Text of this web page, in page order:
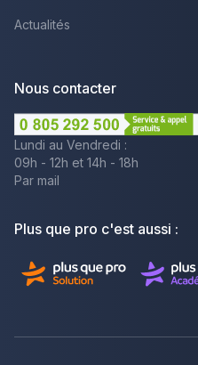
Actualités
Nous contacter
Lundi au Vendredi :
09h - 12h et 14h - 18h
Par mail
Plus que pro c'est aussi :